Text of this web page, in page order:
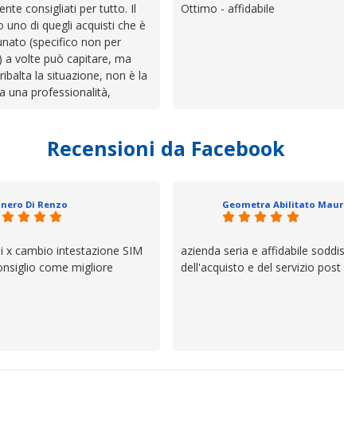
consigliati per tutto. Il
uno di quegli acquisti che è
(specifico non per
a volte può capitare, ma
la situazione, non è la
una professionalità,
qui è proprio quello che ho
atteggiamento che va oltre
siete in ottime mani.
Ottimo - affidabile
Recensioni da Facebook
Di Renzo
x cambio intestazione SIM
come migliore
azienda seria e affidabile
dell'acquisto e del servizio post